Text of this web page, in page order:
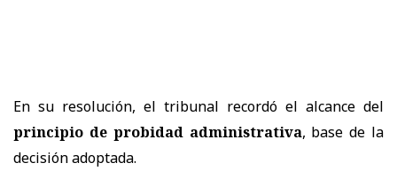
En su resolución, el tribunal recordó el alcance del
principio de probidad administrativa, base de la
decisión adoptada.